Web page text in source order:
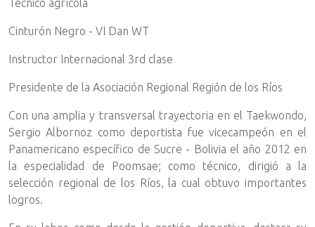
Técnico agrícola
Cinturón Negro - VI Dan WT
Instructor Internacional 3rd clase
Presidente de la Asociación Regional Región de los Ríos
Con una amplia y transversal trayectoria en el Taekwondo,
Sergio Albornoz como deportista fue vicecampeón en el
Panamericano específico de Sucre - Bolivia el año 2012 en
la especialidad de Poomsae; como técnico, dirigió a la
selección regional de los Ríos, la cual obtuvo importantes
logros.